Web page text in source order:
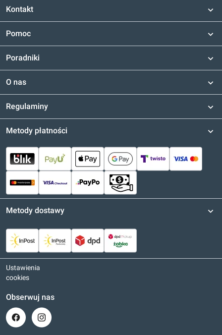
Kontakt
Pomoc
Poradniki
O nas
Regulaminy
Metody płatności
Metody dostawy
Ustawienia
cookies
Obserwuj nas